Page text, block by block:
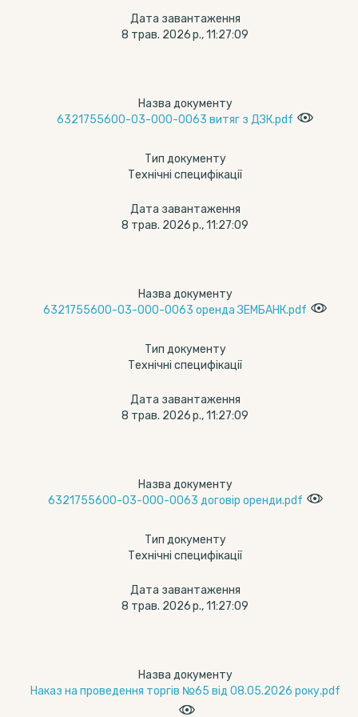
Дата завантаження
8 трав. 2026 р., 11:27:09
Назва документу
6321755600-03-000-0063 витяг з ДЗК.pdf
Тип документу
Технічні специфікації
Дата завантаження
8 трав. 2026 р., 11:27:09
Назва документу
6321755600-03-000-0063 оренда ЗЕМБАНК.pdf
Тип документу
Технічні специфікації
Дата завантаження
8 трав. 2026 р., 11:27:09
Назва документу
6321755600-03-000-0063 договір оренди.pdf
Тип документу
Технічні специфікації
Дата завантаження
8 трав. 2026 р., 11:27:09
Назва документу
Наказ на проведення торгів №65 від 08.05.2026 року.pdf